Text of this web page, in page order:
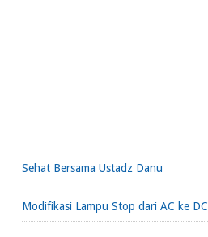
Sehat Bersama Ustadz Danu
Modifikasi Lampu Stop dari AC ke DC